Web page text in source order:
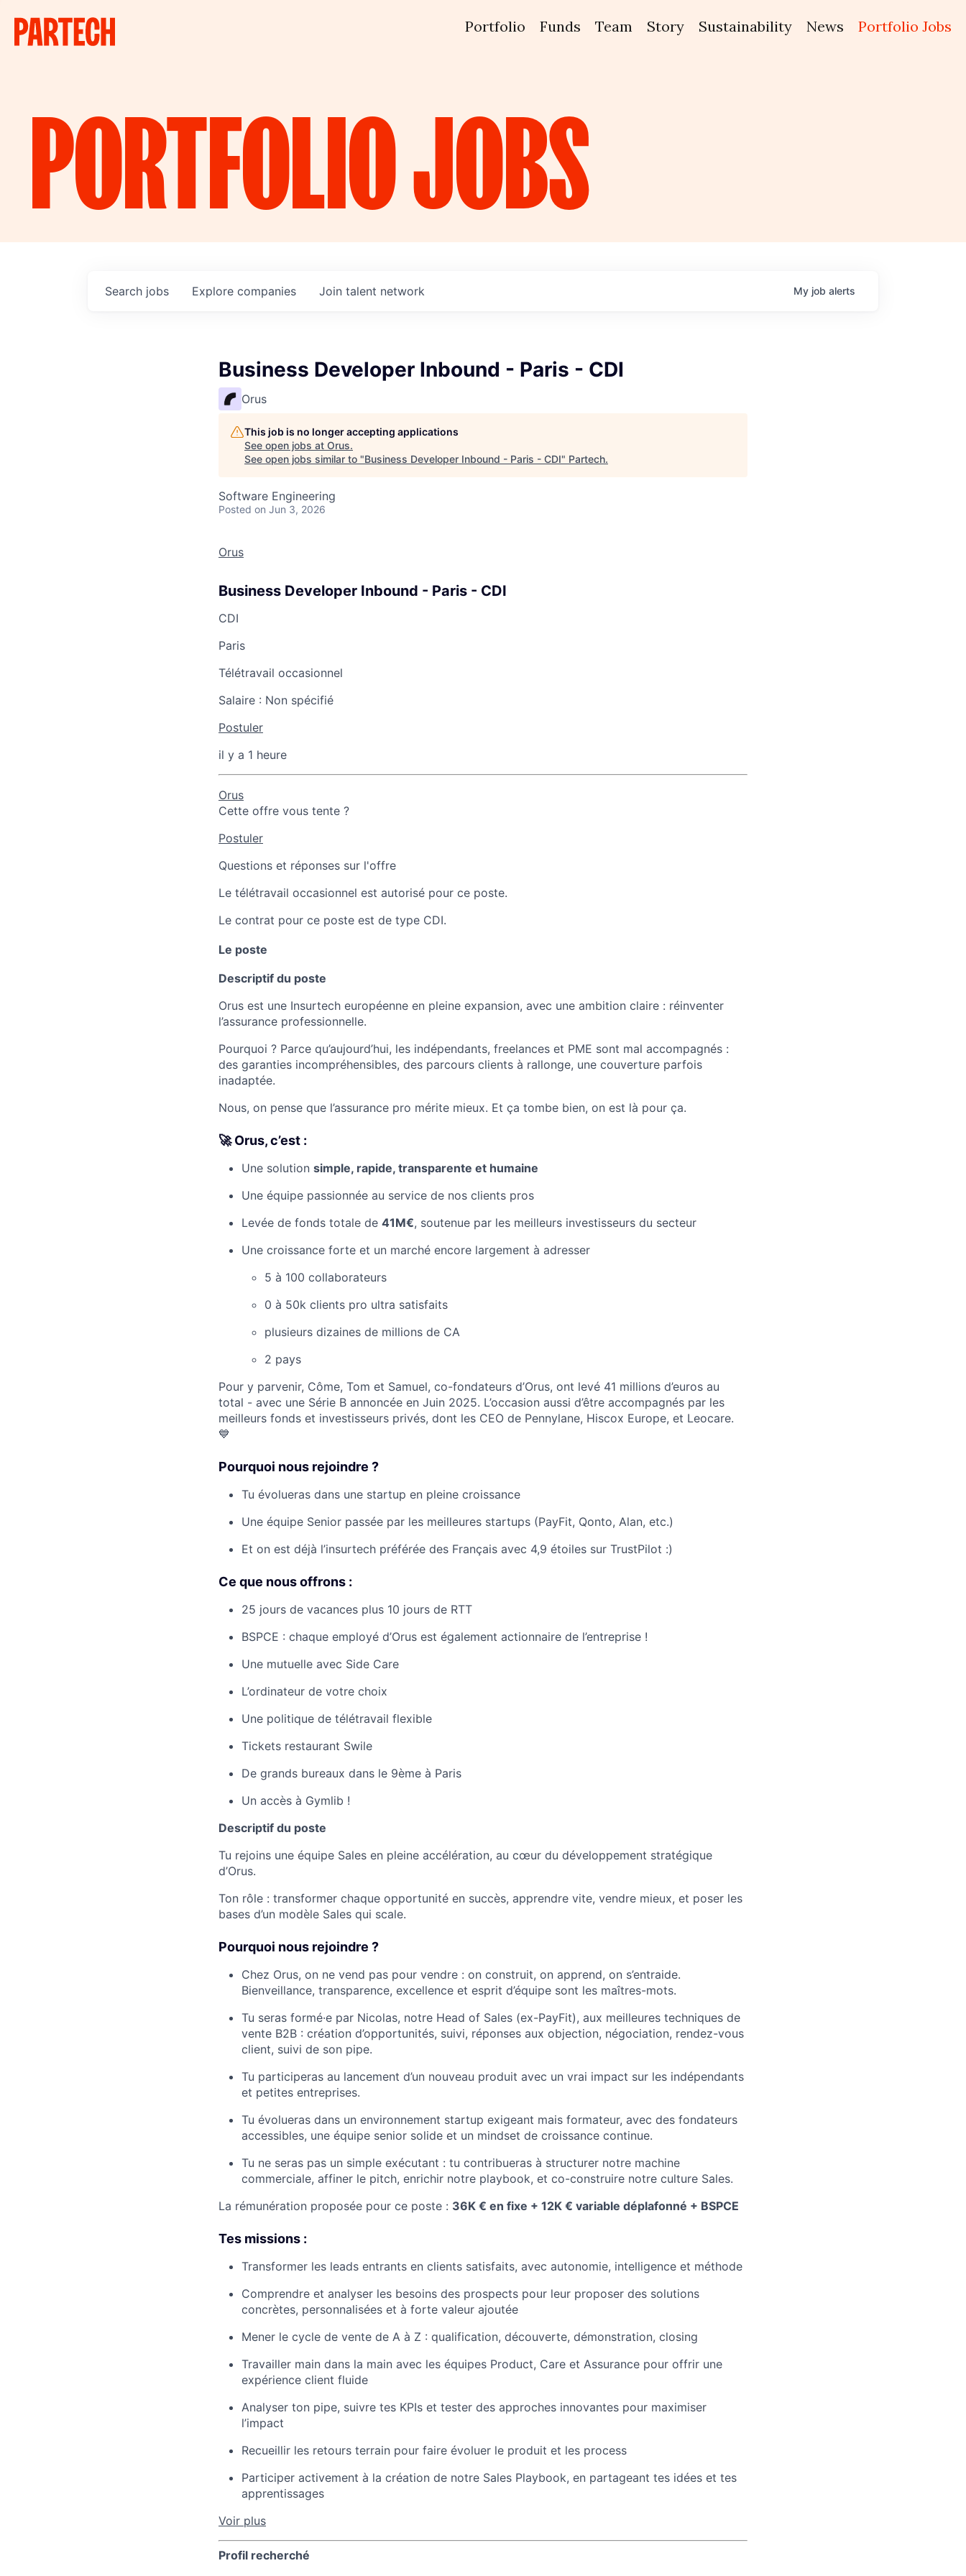
Portfolio Funds Team Story Sustainability News Portfolio Jobs
PORTFOLIOJOBS
Search jobs Explore companies Join talent network My job alerts
Business Developer Inbound - Paris - CDI
Orus
This job is no longer accepting applications
See open jobs at Orus.
See open jobs similar to "Business Developer Inbound - Paris - CDI" Partech.
Software Engineering
Posted on Jun 3, 2026
Orus
Business Developer Inbound - Paris - CDI
CDI
Paris
Télétravail occasionnel
Salaire : Non spécifié
Postuler
il y a 1 heure
Orus
Cette offre vous tente ?
Postuler
Questions et réponses sur l'offre
Le télétravail occasionnel est autorisé pour ce poste.
Le contrat pour ce poste est de type CDI.
Le poste
Descriptif du poste
Orus est une Insurtech européenne en pleine expansion, avec une ambition claire : réinventer
l’assurance professionnelle.
Pourquoi ? Parce qu’aujourd’hui, les indépendants, freelances et PME sont mal accompagnés :
des garanties incompréhensibles, des parcours clients à rallonge, une couverture parfois
inadaptée.
Nous, on pense que l’assurance pro mérite mieux. Et ça tombe bien, on est là pour ça.
🚀 Orus, c’est :
Une solution simple, rapide, transparente et humaine
Une équipe passionnée au service de nos clients pros
Levée de fonds totale de 41M€, soutenue par les meilleurs investisseurs du secteur
Une croissance forte et un marché encore largement à adresser
5 à 100 collaborateurs
0 à 50k clients pro ultra satisfaits
plusieurs dizaines de millions de CA
2 pays
Pour y parvenir, Côme, Tom et Samuel, co-fondateurs d’Orus, ont levé 41 millions d’euros au
total - avec une Série B annoncée en Juin 2025. L’occasion aussi d’être accompagnés par les
meilleurs fonds et investisseurs privés, dont les CEO de Pennylane, Hiscox Europe, et Leocare.
💙
Pourquoi nous rejoindre ?
Tu évolueras dans une startup en pleine croissance
Une équipe Senior passée par les meilleures startups (PayFit, Qonto, Alan, etc.)
Et on est déjà l’insurtech préférée des Français avec 4,9 étoiles sur TrustPilot :)
Ce que nous offrons :
25 jours de vacances plus 10 jours de RTT
BSPCE : chaque employé d’Orus est également actionnaire de l’entreprise !
Une mutuelle avec Side Care
L’ordinateur de votre choix
Une politique de télétravail flexible
Tickets restaurant Swile
De grands bureaux dans le 9ème à Paris
Un accès à Gymlib !
Descriptif du poste
Tu rejoins une équipe Sales en pleine accélération, au cœur du développement stratégique
d’Orus.
Ton rôle : transformer chaque opportunité en succès, apprendre vite, vendre mieux, et poser les
bases d’un modèle Sales qui scale.
Pourquoi nous rejoindre ?
Chez Orus, on ne vend pas pour vendre : on construit, on apprend, on s’entraide.
Bienveillance, transparence, excellence et esprit d’équipe sont les maîtres-mots.
Tu seras formé·e par Nicolas, notre Head of Sales (ex-PayFit), aux meilleures techniques de
vente B2B : création d’opportunités, suivi, réponses aux objection, négociation, rendez-vous
client, suivi de son pipe.
Tu participeras au lancement d’un nouveau produit avec un vrai impact sur les indépendants
et petites entreprises.
Tu évolueras dans un environnement startup exigeant mais formateur, avec des fondateurs
accessibles, une équipe senior solide et un mindset de croissance continue.
Tu ne seras pas un simple exécutant : tu contribueras à structurer notre machine
commerciale, affiner le pitch, enrichir notre playbook, et co-construire notre culture Sales.
La rémunération proposée pour ce poste : 36K € en fixe + 12K € variable déplafonné + BSPCE
Tes missions :
Transformer les leads entrants en clients satisfaits, avec autonomie, intelligence et méthode
Comprendre et analyser les besoins des prospects pour leur proposer des solutions
concrètes, personnalisées et à forte valeur ajoutée
Mener le cycle de vente de A à Z : qualification, découverte, démonstration, closing
Travailler main dans la main avec les équipes Product, Care et Assurance pour offrir une
expérience client fluide
Analyser ton pipe, suivre tes KPIs et tester des approches innovantes pour maximiser
l’impact
Recueillir les retours terrain pour faire évoluer le produit et les process
Participer activement à la création de notre Sales Playbook, en partageant tes idées et tes
apprentissages
Voir plus
Profil recherché